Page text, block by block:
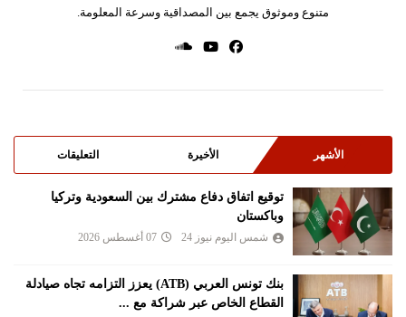
متنوع وموثوق يجمع بين المصداقية وسرعة المعلومة.
الأشهر الأخيرة التعليقات
توقيع اتفاق دفاع مشترك بين السعودية وتركيا
وباكستان
شمس اليوم نيوز 24 07 أغسطس 2026
بنك تونس العربي (ATB) يعزز التزامه تجاه صيادلة
القطاع الخاص عبر شراكة مع ...